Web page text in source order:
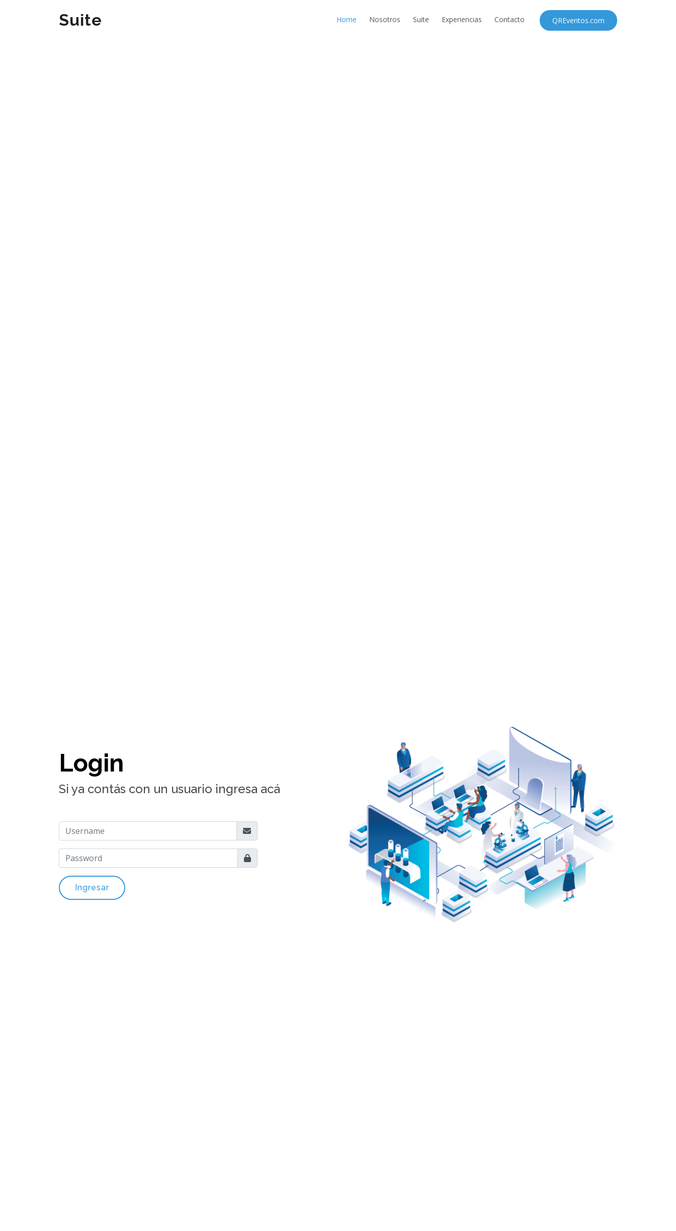
Suite Home Nosotros Suite Experiencias Contacto QREventos.com
Login
Si ya contás con un usuario ingresa acá
Ingresar